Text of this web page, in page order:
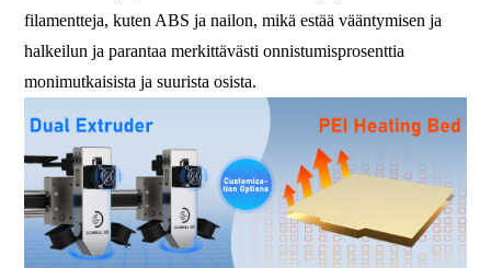
filamentteja, kuten ABS ja nailon, mikä estää vääntymisen ja
halkeilun ja parantaa merkittävästi onnistumisprosenttia
monimutkaisista ja suurista osista.